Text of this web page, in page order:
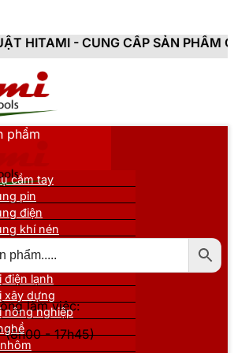
SẢN PHẨM CHÍNH HÃNG, MỚI
làm việc:
(8h00 - 17h45)
phẩm
cầm tay
pin
điện
khí nén
nâng đỡ
điện lạnh
xây dựng
nông nghiệp